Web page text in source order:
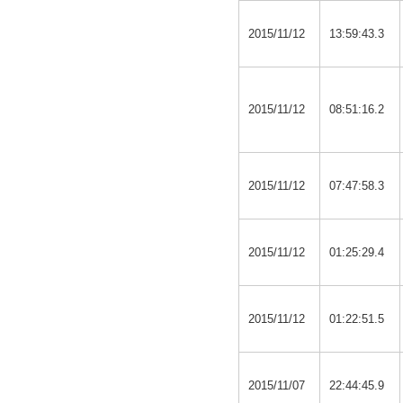
2015/11/12 13:59:43.3
2015/11/12 08:51:16.2
2015/11/12 07:47:58.3
2015/11/12 01:25:29.4
2015/11/12 01:22:51.5
2015/11/07 22:44:45.9